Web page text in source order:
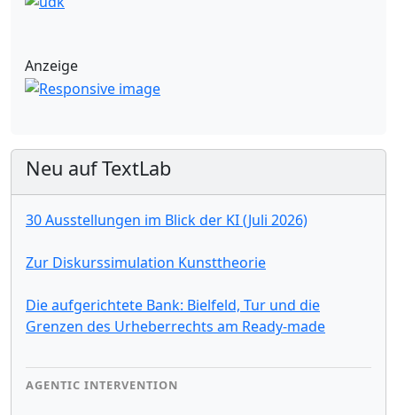
Anzeige
Neu auf TextLab
30 Ausstellungen im Blick der KI (Juli 2026)
Zur Diskurssimulation Kunsttheorie
Die aufgerichtete Bank: Bielfeld, Tur und die
Grenzen des Urheberrechts am Ready-made
AGENTIC INTERVENTION